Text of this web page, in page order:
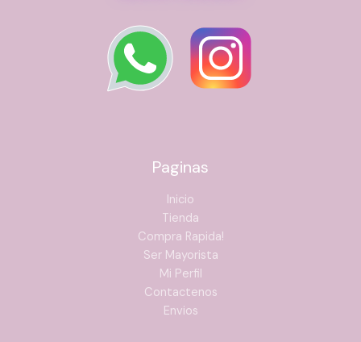
Paginas
Inicio
Tienda
Compra Rapida!
Ser Mayorista
Mi Perfil
Contactenos
Envios